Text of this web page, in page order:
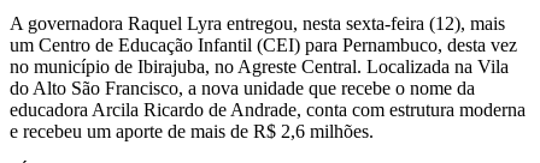
A governadora Raquel Lyra entregou, nesta sexta-feira (12), mais
um Centro de Educação Infantil (CEI) para Pernambuco, desta vez
no município de Ibirajuba, no Agreste Central. Localizada na Vila
do Alto São Francisco, a nova unidade que recebe o nome da
educadora Arcila Ricardo de Andrade, conta com estrutura moderna
e recebeu um aporte de mais de R$ 2,6 milhões.